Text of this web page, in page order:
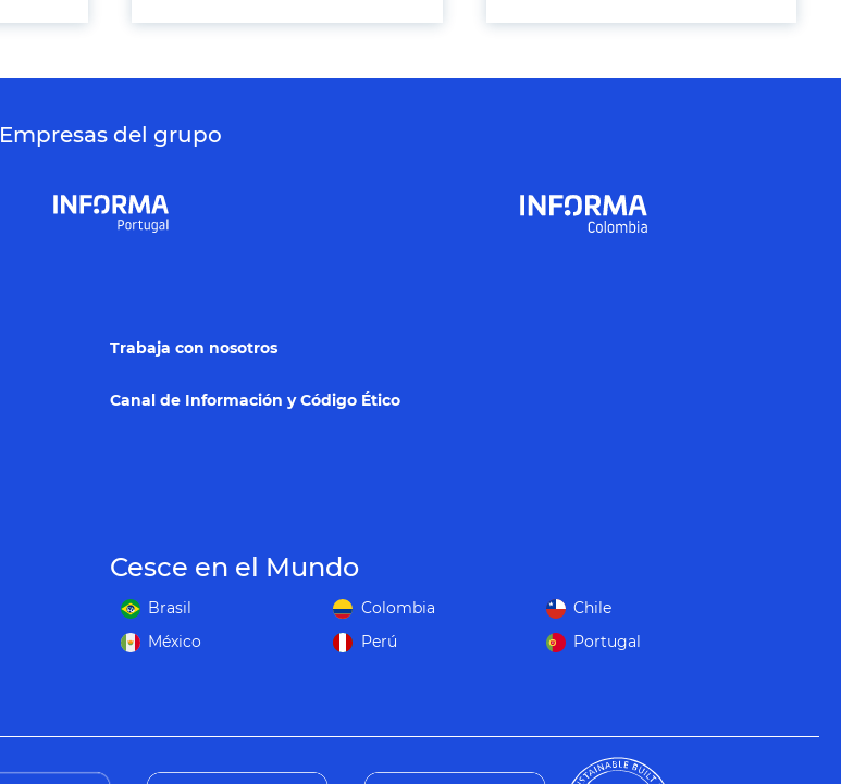
Empresas del grupo
Trabaja con nosotros
Canal de Información y Código Ético
Cesce en el Mundo
Brasil Colombia
Chile
México
Perú Portugal